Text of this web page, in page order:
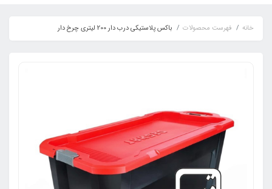
خانه فهرست محصولات باکس پلاستیکی درب دار 200 لیتری چرخ دار